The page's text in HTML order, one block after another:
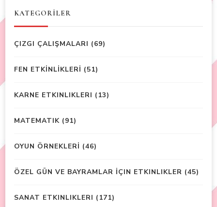
KATEGORİLER
ÇIZGI ÇALIŞMALARI (69)
FEN ETKİNLİKLERİ (51)
KARNE ETKINLIKLERI (13)
MATEMATIK (91)
OYUN ÖRNEKLERİ (46)
ÖZEL GÜN VE BAYRAMLAR İÇIN ETKINLIKLER (45)
SANAT ETKINLIKLERI (171)